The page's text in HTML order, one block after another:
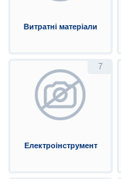
Витратні матеріали
7
Електроінструмент